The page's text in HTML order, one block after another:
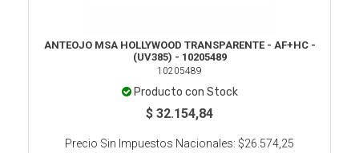
ANTEOJO MSA HOLLYWOOD TRANSPARENTE - AF+HC -
(UV385) - 10205489
10205489
Producto con Stock
$ 32.154,84
Precio Sin Impuestos Nacionales: $26.574,25